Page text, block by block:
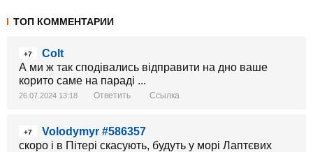
ТОП КОММЕНТАРИИ
+7
Colt
А ми ж так сподівались відправити на дно ваше
корито саме на параді ...
26.07.2024 13:18 Ответить Ссылка
+7
Volodymyr #586357
скоро і в Пітері скасують, будуть у морі Лаптєвих